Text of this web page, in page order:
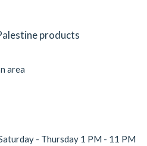
products
area
- Thursday 1 PM - 11 PM